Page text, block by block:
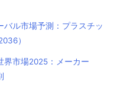
バル市場予測：プラスチッ
）
界市場2025：メーカー